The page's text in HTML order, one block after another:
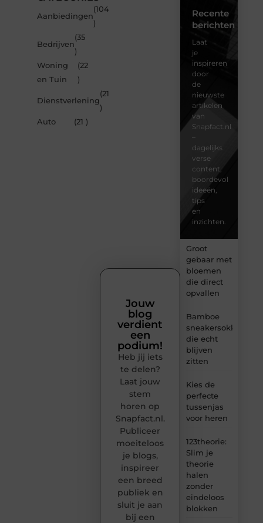
Aanbiedingen
(104
)
Bedrijven
(35
)
Woning
en Tuin
(22
)
Dienstverlening
(21
)
Auto
(21 )
Recente
berichten
Laat
je
inspireren
door
de
nieuwste
artikelen
van
Snapfact.nl
–
dagelijks
verse
content,
boordevol
ideeën,
tips
en
inzichten.
Groot
gebaar met
bloemen
die direct
opvallen
Bamboe
sneakersokken
die echt
blijven
zitten
Kies de
perfecte
tussenjas
voor heren
123theorie:
Slim je
theorie
halen
zonder
eindeloos
blokken
Jouw
blog
verdient
een
podium!
Heb jij iets
te delen?
Laat jouw
stem
horen op
Snapfact.nl.
Publiceer
moeiteloos
je blogs,
inspireer
een breed
publiek en
sluit je aan
bij een